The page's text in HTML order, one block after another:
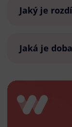
Jaký je
Jaká je